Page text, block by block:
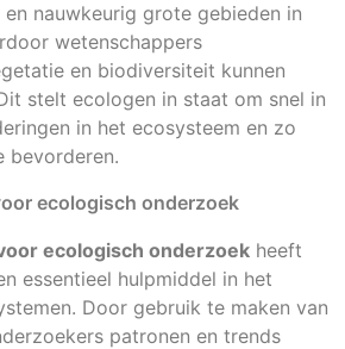
en nauwkeurig grote gebieden in
wetenschappers
en biodiversiteit kunnen
stelt ecologen in staat om snel in
in het ecosysteem en zo
bevorderen.
ecologisch onderzoek
ecologisch onderzoek heeft
essentieel hulpmiddel in het
Door gebruik te maken van
patronen en trends